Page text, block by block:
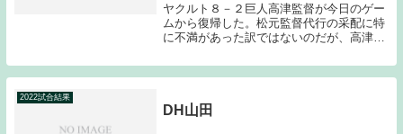
ヤクルト８－２巨人高津監督が今日のゲー
ムから復帰した。松元監督代行の采配に特
に不満があった訳ではないのだが、高津監
変わったように感じる部分があった。もち
ろん選手が徐々に戻ってきているからこ
2022試合結果
DH山田